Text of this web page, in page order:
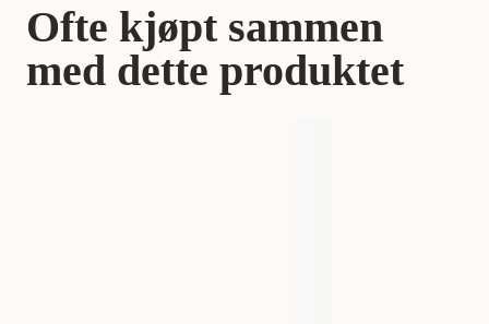
Ofte kjøpt sammen
med dette produktet